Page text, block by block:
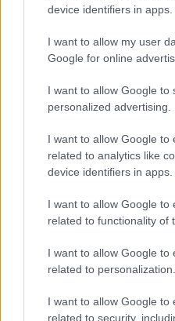
device identifiers in apps.
I want to allow my user
Google for online
I want to allow Google to
personalized advertising.
I want to allow Google to
related to analytics like
device identifiers in apps.
I want to allow Google to
related to functionality of
I want to allow Google to
related to personalization.
I want to allow Google to
related to security,
Δείτε κάποιες
χριστουγεννιάτικες